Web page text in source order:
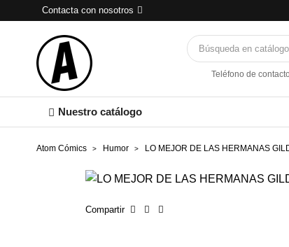
Contacta con nosotros
Teléfono de
Nuestro catálogo
Atom Cómics Humor LO MEJOR DE LAS HERMANAS
Compartir